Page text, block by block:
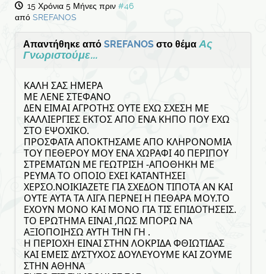
15 Χρόνια 5 Μήνες πριν #46
από SREFANOS
Απαντήθηκε από SREFANOS στο θέμα Ας
Γνωριστούμε...
ΚΑΛΗ ΣΑΣ ΗΜΕΡΑ
ΜΕ ΛΕΝΕ ΣΤΕΦΑΝΟ
ΔΕΝ ΕΙΜΑΙ ΑΓΡΟΤΗΣ ΟΥΤΕ ΕΧΩ ΣΧΕΣΗ ΜΕ
ΚΑΛΛΙΕΡΓΙΕΣ ΕΚΤΟΣ ΑΠΟ ΕΝΑ ΚΗΠΟ ΠΟΥ ΕΧΩ
ΣΤΟ ΕΨΟΧΙΚΟ.
ΠΡΟΣΦΑΤΑ ΑΠΟΚΤΗΣΑΜΕ ΑΠΟ ΚΛΗΡΟΝΟΜΙΑ
ΤΟΥ ΠΕΘΕΡΟΥ ΜΟΥ ΕΝΑ ΧΩΡΑΦΙ 40 ΠΕΡΙΠΟΥ
ΣΤΡΕΜΑΤΩΝ ΜΕ ΓΕΩΤΡΙΣΗ -ΑΠΟΘΗΚΗ ΜΕ
ΡΕΥΜΑ ΤΟ ΟΠΟΙΟ ΕΧΕΙ ΚΑΤΑΝΤΗΣΕΙ
ΧΕΡΣΟ.ΝΟΙΚΙΑΖΕΤΕ ΓΙΑ ΣΧΕΔΟΝ ΤΙΠΟΤΑ ΑΝ ΚΑΙ
ΟΥΤΕ ΑΥΤΑ ΤΑ ΛΙΓΑ ΠΕΡΝΕΙ Η ΠΕΘΑΡΑ ΜΟΥ.ΤΟ
ΕΧΟΥΝ ΜΟΝΟ ΚΑΙ ΜΟΝΟ ΓΙΑ ΤΙΣ ΕΠΙΔΟΤΗΣΕΙΣ.
ΤΟ ΕΡΩΤΗΜΑ ΕΙΝΑΙ ,ΠΩΣ ΜΠΟΡΩ ΝΑ
ΑΞΙΟΠΟΙΗΣΩ ΑΥΤΗ ΤΗΝ ΓΗ .
Η ΠΕΡΙΟΧΗ ΕΙΝΑΙ ΣΤΗΝ ΛΟΚΡΙΔΑ ΦΘΙΩΤΙΔΑΣ
ΚΑΙ ΕΜΕΙΣ ΔΥΣΤΥΧΟΣ ΔΟΥΛΕΥΟΥΜΕ ΚΑΙ ΖΟΥΜΕ
ΣΤΗΝ ΑΘΗΝΑ